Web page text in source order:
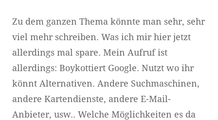
Zu dem ganzen Thema könnte man sehr, sehr
viel mehr schreiben. Was ich mir hier jetzt
allerdings mal spare. Mein Aufruf ist
allerdings: Boykottiert Google. Nutzt wo ihr
könnt Alternativen. Andere Suchmaschinen,
andere Kartendienste, andere E-Mail-
Anbieter, usw.. Welche Möglichkeiten es da